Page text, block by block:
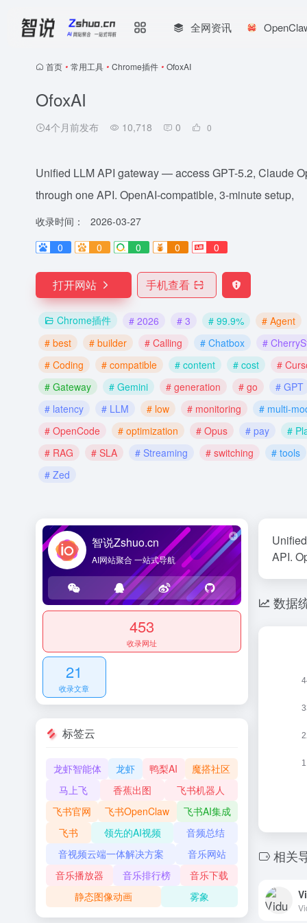
全网资讯
首页 • 常用工具 • Chrome插件 • OfoxAI
OfoxAI
4个月前发布 10,718 0 0
Unified LLM API gateway — access GPT-5.2, Claude
through one API. OpenAI-compatible, 3-minute setup,
收录时间：
2026-03-27
0
0 0 0 0
打开网站 手机查看
Chrome插件 # 2026 # 3 # 99.9%
# Agent
# best
# builder # Calling # Chatbox
#
# Coding
# compatible # content # cost
#
# Gateway
# Gemini # generation # go
# GPT
# latency
# LLM # low # monitoring
# multi-
# OpenCode
# optimization # Opus # pay
#
# RAG
# SLA # Streaming # switching
# tools
# Zed
API.
数据
相关
智说Zshuo.cn
AI网站聚合 一站式导航
453
收录网址
21
收录文章
标签云
龙虾智能体 龙虾 鸭梨AI
魔搭社区
马上飞
香蕉出图
飞书机器人
飞书官网
飞书OpenClaw
飞书AI集成
飞书
领先的AI视频
音频总结
音视频云端一体解决方案
音乐网站
音乐播放器
音乐排行榜
音乐下载
静态图像动画
雾象